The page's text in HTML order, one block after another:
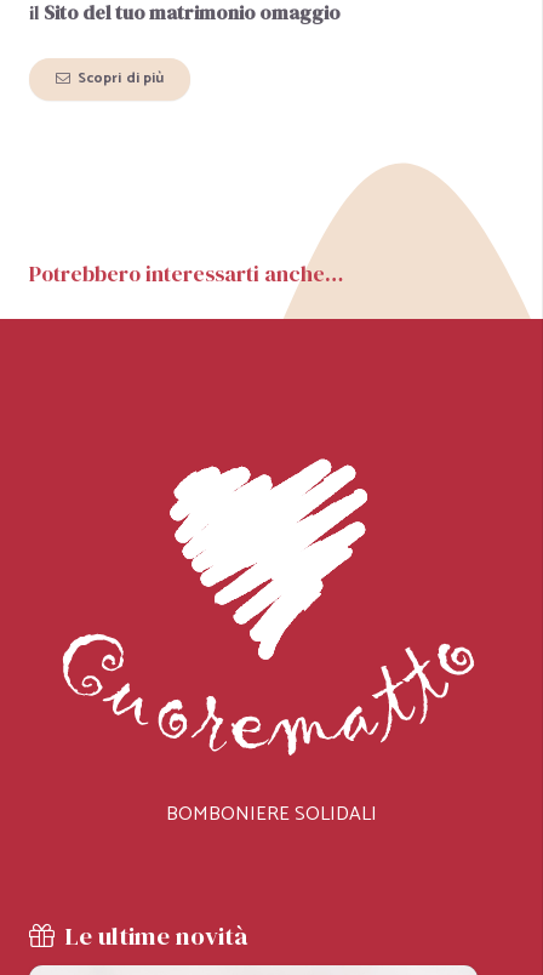
il Sito del tuo matrimonioomaggio
Scopri di più
Potrebbero interessarti anche…
BOMBONIERE SOLIDALI
Le ultime novità